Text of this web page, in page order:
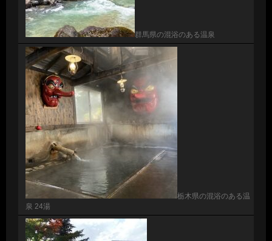
群馬県の混浴のある温泉
栃木県の混浴のある温
泉 24湯